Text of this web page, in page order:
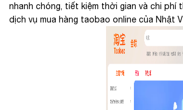
nhanh chóng, tiết kiệm thời gian và chi phí
dịch vụ mua hàng taobao online của Nhật